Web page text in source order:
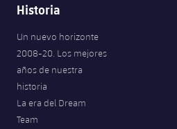
Clasificaciones
Voleibol femenino
Carnet de las Secciones
PLUSICON
MÁS
League of Legends
VALORANT Rising
VALORANT Game Changers
Historia
Un nuevo horizonte
2008-20. Los mejores
años de nuestra
historia
La era del Dream
Team